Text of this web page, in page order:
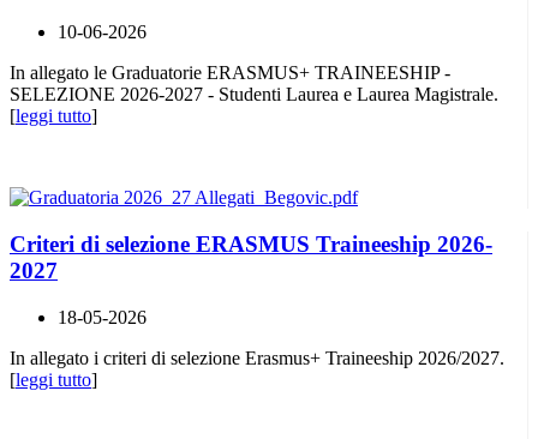
10-06-2026
In allegato le Graduatorie ERASMUS+ TRAINEESHIP -
SELEZIONE 2026-2027 - Studenti Laurea e Laurea Magistrale.
[leggi tutto]
Criteri di selezione ERASMUS Traineeship 2026-
2027
18-05-2026
In allegato i criteri di selezione Erasmus+ Traineeship 2026/2027.
[leggi tutto]